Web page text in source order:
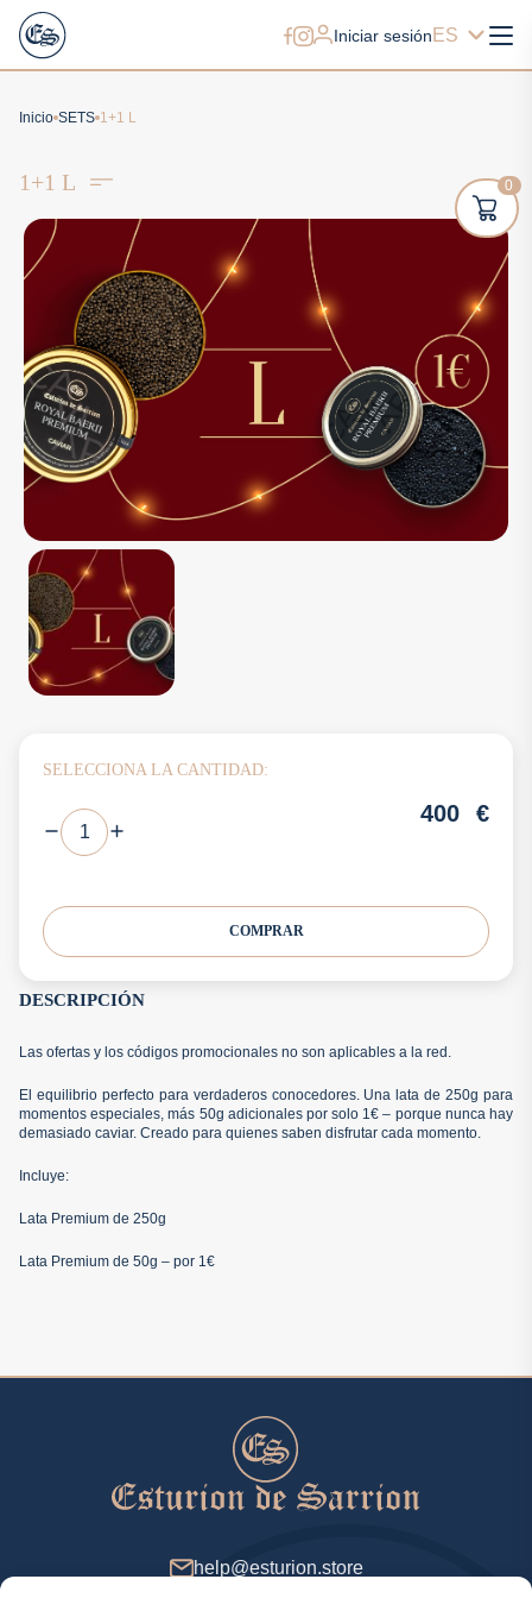
Iniciar sesión ES
Inicio SETS 1+1 L
1+1 L
SELECCIONA LA CANTIDAD:
400 €
COMPRAR
DESCRIPCIÓN
Las ofertas y los códigos promocionales no son aplicables a la red.
El equilibrio perfecto para verdaderos conocedores. Una lata de 250g para
momentos especiales, más 50g adicionales por solo 1€ – porque nunca hay
demasiado caviar. Creado para quienes saben disfrutar cada momento.
Incluye:
Lata Premium de 250g
Lata Premium de 50g – por 1€
help@esturion.store
0